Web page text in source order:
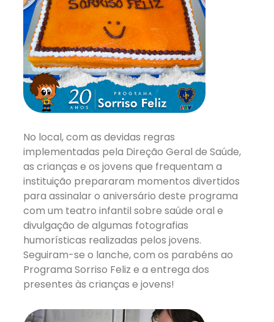
No local, com as devidas regras
implementadas pela Direção Geral de Saúde,
as crianças e os jovens que frequentam a
instituição prepararam momentos divertidos
para assinalar o aniversário deste programa
com um teatro infantil sobre saúde oral e
divulgação de algumas fotografias
humorísticas realizadas pelos jovens.
Seguiram-se o lanche, com os parabéns ao
Programa Sorriso Feliz e a entrega dos
presentes às crianças e jovens!